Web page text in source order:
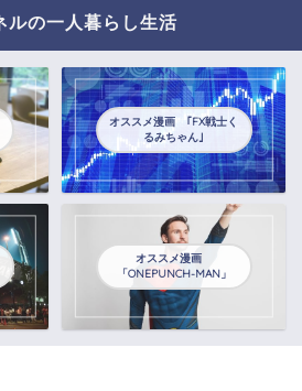
ルの一人暮らし生活
オススメ漫画 ｢FX戦士く
るみちゃん｣
オススメ漫画
「ONEPUNCH-MAN」